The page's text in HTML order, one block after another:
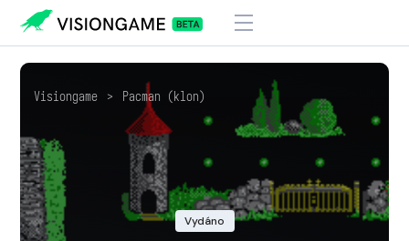
Visiongame > Pacman (klon)
Vydáno